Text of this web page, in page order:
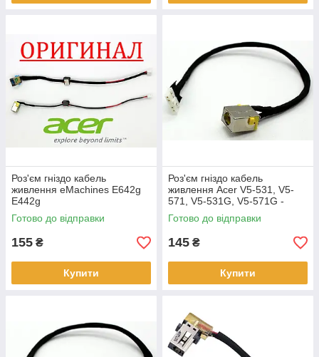
Роз'єм гніздо кабель
живлення eMachines E642g
E442g
Готово до відправки
155 ₴
Купити
Роз'єм гніздо кабель
живлення Acer V5-531, V5-
571, V5-531G, V5-571G -
50.4TU04.041
Готово до відправки
145 ₴
Купити